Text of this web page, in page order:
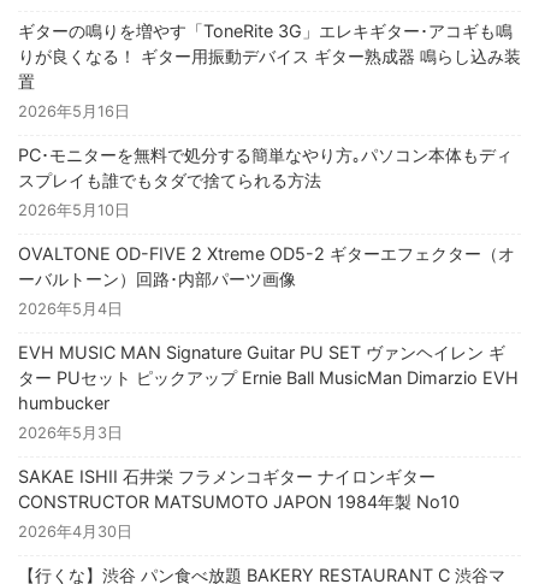
ギターの鳴りを増やす「ToneRite 3G」エレキギター･アコギも鳴
りが良くなる！ ギター用振動デバイス ギター熟成器 鳴らし込み装
置
2026年5月16日
PC･モニターを無料で処分する簡単なやり方｡パソコン本体もディ
スプレイも誰でもタダで捨てられる方法
2026年5月10日
OVALTONE OD-FIVE 2 Xtreme OD5-2 ギターエフェクター（オ
ーバルトーン）回路･内部パーツ画像
2026年5月4日
EVH MUSIC MAN Signature Guitar PU SET ヴァンヘイレン ギ
ター PUセット ピックアップ Ernie Ball MusicMan Dimarzio EVH
humbucker
2026年5月3日
SAKAE ISHII 石井栄 フラメンコギター ナイロンギター
CONSTRUCTOR MATSUMOTO JAPON 1984年製 No10
2026年4月30日
【行くな】渋谷 パン食べ放題 BAKERY RESTAURANT C 渋谷マ